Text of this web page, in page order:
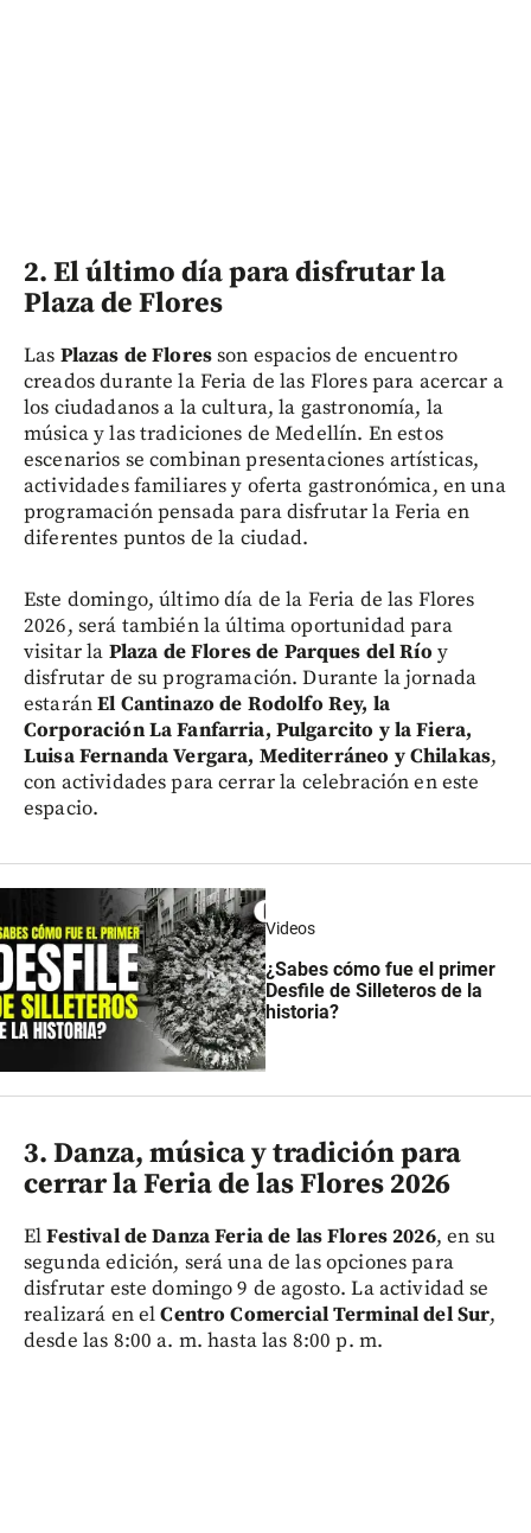
2. El último día para disfrutar la
Plaza de Flores
Las Plazas de Floresson espacios de encuentro
creados durante la Feria de las Flores para acercar a
los ciudadanos a la cultura, la gastronomía, la
música y las tradiciones de Medellín. En estos
escenarios se combinan presentaciones artísticas,
actividades familiares y oferta gastronómica, en una
programación pensada para disfrutar la Feria en
diferentes puntos de la ciudad.
Este domingo, último día de la Feria de las Flores
2026, será también la última oportunidad para
visitar la Plaza de Flores de Parques del Río y
disfrutar de su programación. Durante la jornada
estaránEl Cantinazo de Rodolfo Rey, la
Corporación La Fanfarria, Pulgarcito y la Fiera,
Luisa Fernanda Vergara, Mediterráneo y Chilakas,
con actividades para cerrar la celebración en este
espacio.
Videos
¿Sabes cómo fue el primer
Desfile de Silleteros de la
historia?
3. Danza, música y tradición para
cerrar la Feria de las Flores 2026
ElFestival de Danza Feria de las Flores 2026, en su
segunda edición, será una de las opciones para
disfrutar este domingo 9 de agosto. La actividad se
realizará en elCentro Comercial Terminal del Sur,
desde las 8:00 a. m. hasta las 8:00 p. m.